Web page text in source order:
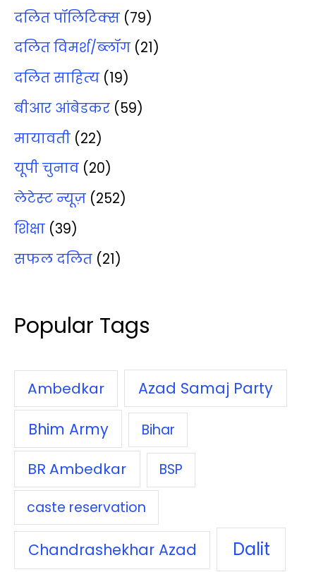
दलित पॉलिटिक्‍स (79)
दलित विमर्श/ब्‍लॉग (21)
दलित साहित्‍य (19)
बीआर आंबेडकर (59)
मायावती (22)
यूपी चुनाव (20)
लेटेस्‍ट न्‍यूज़ (252)
शिक्षा (39)
सफल दलित (21)
Popular Tags
Ambedkar
Azad Samaj Party
Bhim Army
Bihar
BR Ambedkar
BSP
caste reservation
Chandrashekhar Azad Dalit